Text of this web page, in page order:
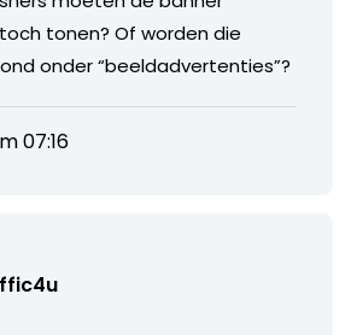
tonen? Of worden die
onder “beeldadvertenties”?
07:16